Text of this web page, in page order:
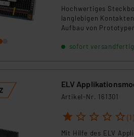
Hochwertiges
langlebigen
Aufbau von
sofort
ELV
Artikel-Nr. 161301
1 2 3 4 5 (1)
Mit Hilfe des ELV